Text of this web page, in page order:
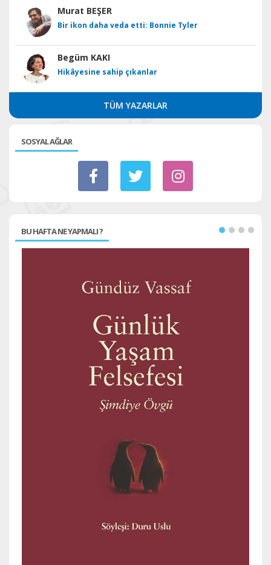
Murat BEŞER
Bir ikon daha veda etti: Bonnie Tyler
Begüm KAKI
Hikâyesine sahip çıkanlar
TÜM YAZARLAR
SOSYAL AĞLAR
BU HAFTA NE YAPMALI ?